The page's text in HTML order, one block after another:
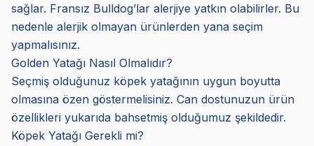
sağlar. Fransız Bulldog’lar alerjiye yatkın olabilirler. Bu
nedenle alerjik olmayan ürünlerden yana seçim
yapmalısınız.
Golden Yatağı Nasıl Olmalıdır?
Seçmiş olduğunuz köpek yatağının uygun boyutta
olmasına özen göstermelisiniz. Can dostunuzun ürün
özellikleri yukarıda bahsetmiş olduğumuz şekildedir.
Köpek Yatağı Gerekli mi?